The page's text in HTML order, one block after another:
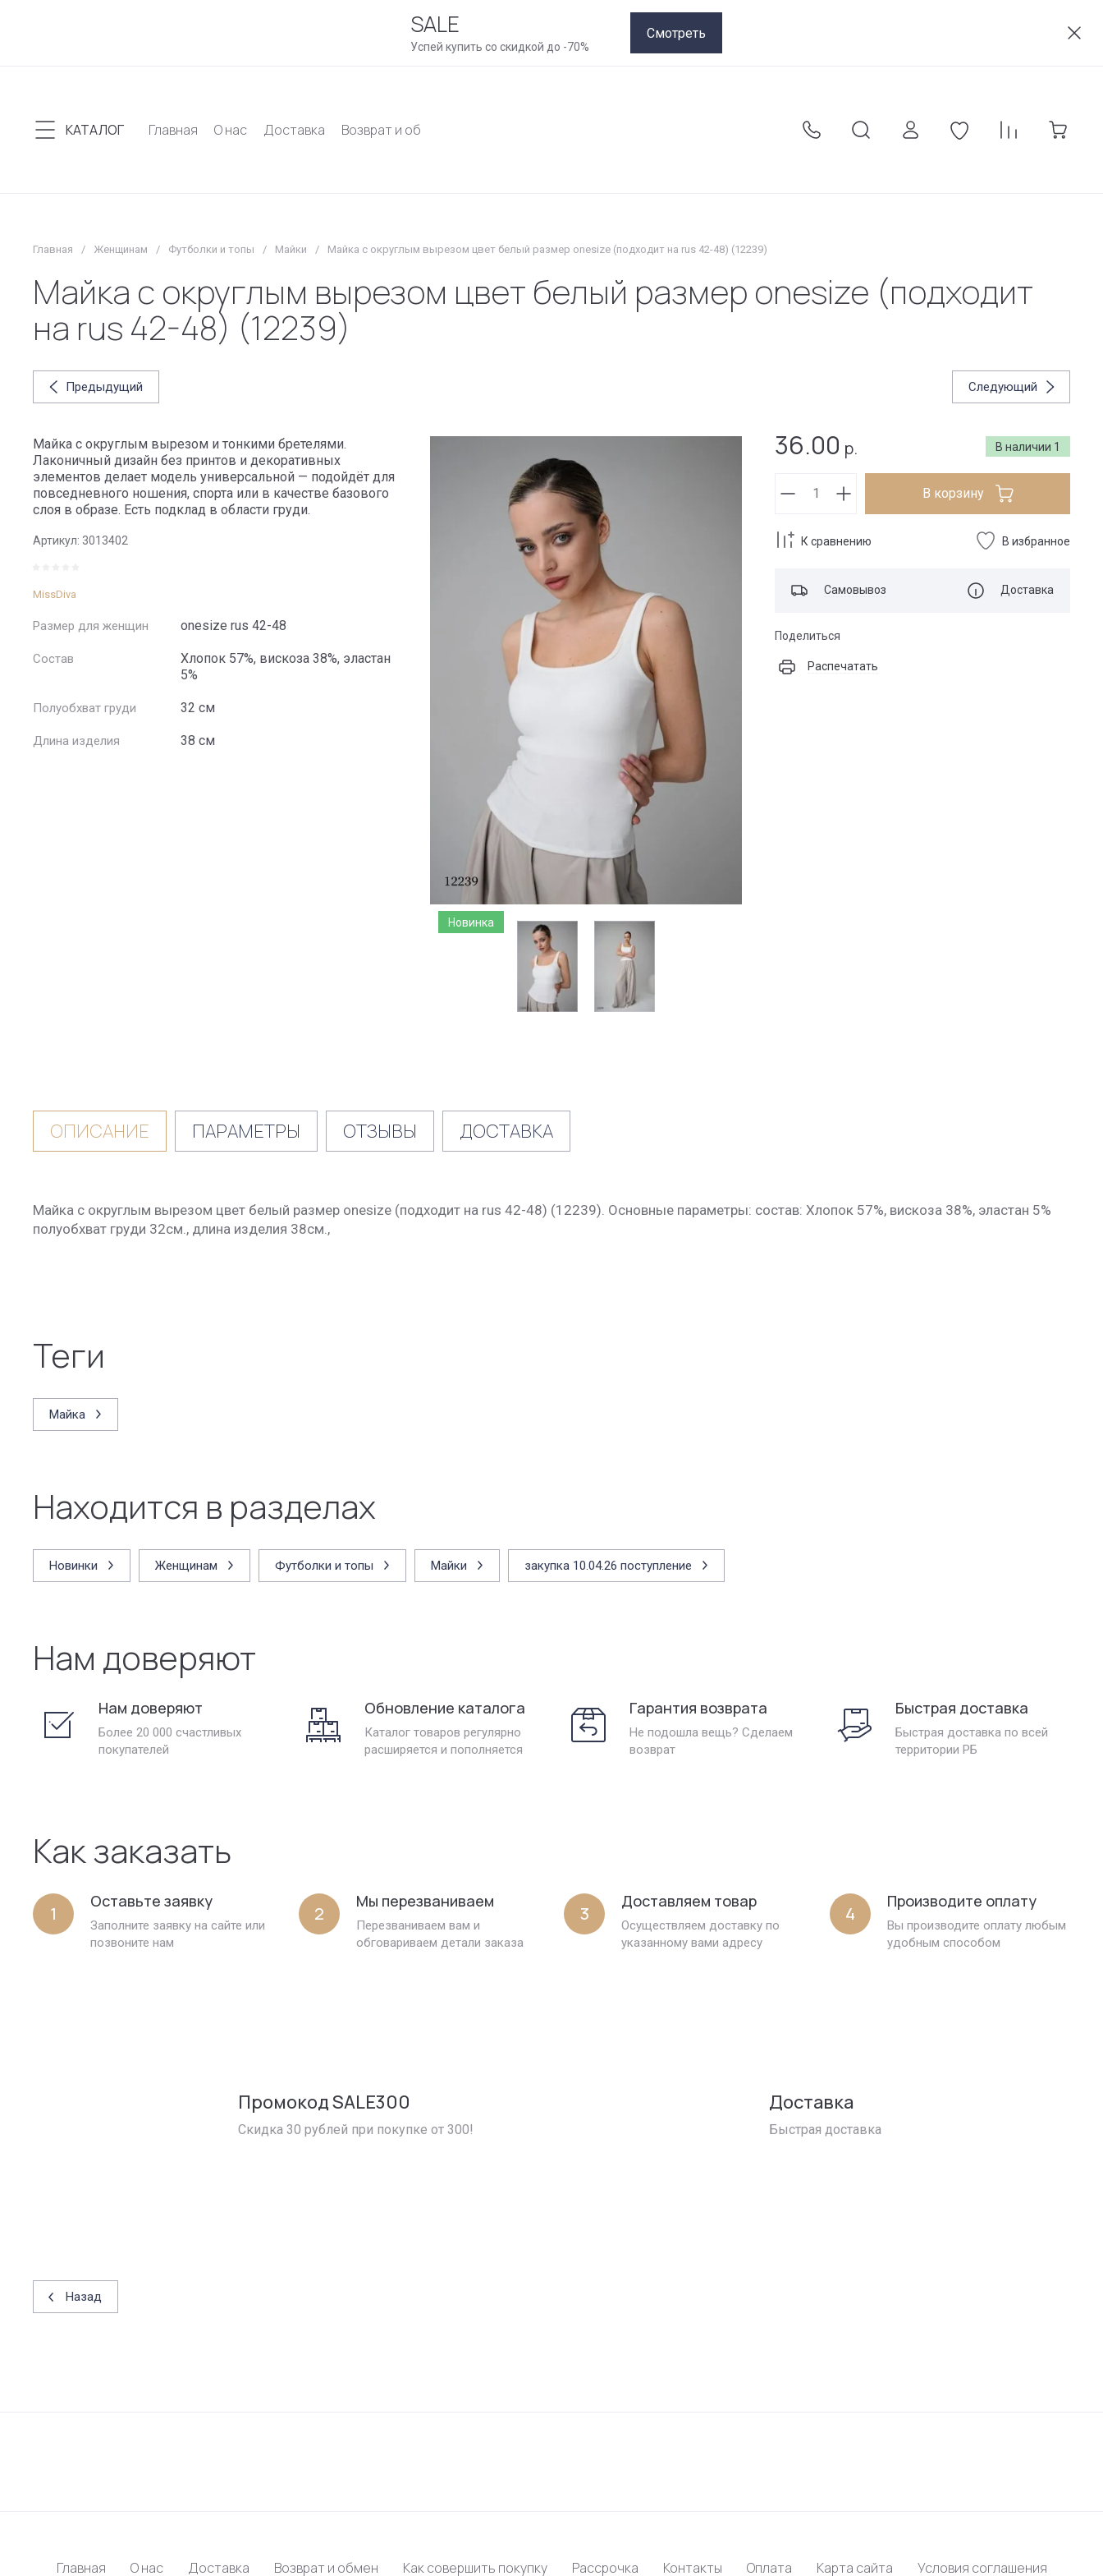
SALE
Успей купить со скидкой до -70%
Смотреть
КАТАЛОГ Главная О нас Доставка Возврат и обмен Оплата Карта сайта Условия соглашения
Главная / Женщинам / Футболки и топы / Майки / Майка с округлым вырезом цвет белый размер onesize (подходит на rus 42-48) (12239)
Майка с округлым вырезом цвет белый размер onesize (подходит
на rus 42-48) (12239)
Предыдущий Следующий
Артикул: 3013402
MissDiva
Майка с округлым вырезом и тонкими бретелями.
Лаконичный дизайн без принтов и декоративных
элементов делает модель универсальной — подойдёт для
повседневного ношения, спорта или в качестве базового
слоя в образе. Есть подклад в области груди.
Размер для женщин onesize rus 42-48
Состав
Хлопок 57%, вискоза 38%, эластан
5%
Полуобхват груди 32 см
Длина изделия 38 см
Новинка
В наличии 1
36.00 р.
В корзину
К сравнению В избранное
Самовывоз Доставка
Поделиться
Распечатать
ОПИСАНИЕ ПАРАМЕТРЫ ОТЗЫВЫ ДОСТАВКА
Майка с округлым вырезом цвет белый размер onesize (подходит на rus 42-48) (12239). Основные параметры: состав: Хлопок 57%, вискоза 38%, эластан 5%
полуобхват груди 32см., длина изделия 38см.,
теги
Майка
Находится в разделах
Новинки Женщинам Футболки и топы Майки закупка 10.04.26 поступление
Нам доверяют
Нам доверяют
Более 20 000 счастливых
покупателей
Обновление каталога
Каталог товаров регулярно
расширяется и пополняется
Гарантия возврата
Не подошла вещь? Сделаем
возврат
Быстрая доставка
Быстрая доставка по всей
территории РБ
Как заказать
1
Оставьте заявку
Заполните заявку на сайте или
позвоните нам
2
Мы перезваниваем
Перезваниваем вам и
обговариваем детали заказа
3
Доставляем товар
Осуществляем доставку по
указанному вами адресу
4
Производите оплату
Вы производите оплату любым
удобным способом
Промокод SALE300
Скидка 30 рублей при покупке от 300!
Доставка
Быстрая доставка
Назад
Главная О нас Доставка Возврат и обмен Как совершить покупку Рассрочка Контакты Оплата Карта сайта Условия соглашения